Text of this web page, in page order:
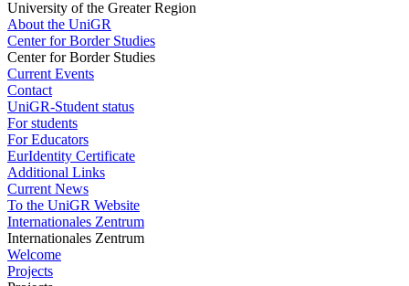
University of the Greater Region
About the UniGR
Center for Border Studies
Center for Border Studies
Current Events
Contact
UniGR-Student status
For students
For Educators
EurIdentity Certificate
Additional Links
Current News
To the UniGR Website
Internationales Zentrum
Internationales Zentrum
Welcome
Projects